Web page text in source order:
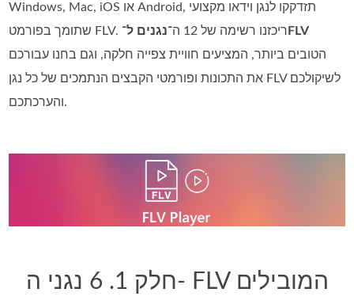
Windows, ‏Mac, ‏iOS או Android, תזדקקו לנגן וידאו מקצועי
שתומך בפורמט FLV. ריכזנו רשימה של 12 ה־ נגנים ל־FLV
הטובים ביותר, המציעים חוויית צפייה חלקה, וגם בחנו עבורכם
את התכונות ופורמטי הקבצים הנתמכים של כל נגן FLV לשיקולכם
והערכתכם.
חלק 1. 6 נגני ה- FLV המובילים